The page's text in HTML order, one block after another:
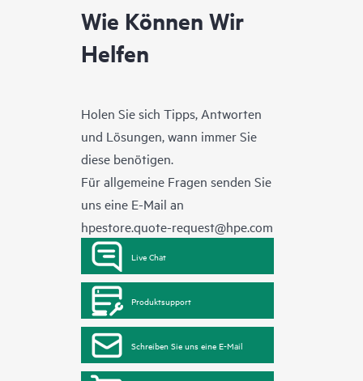
Wie Können Wir
Helfen
Holen Sie sich Tipps, Antworten
und Lösungen, wann immer Sie
diese benötigen.
Für allgemeine Fragen senden Sie
uns eine E-Mail an
hpestore.quote-request@hpe.com
Live Chat
Produktsupport
Schreiben Sie uns eine E-Mail